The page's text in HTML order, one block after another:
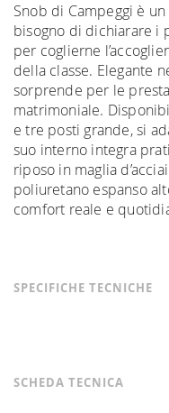
Snob di Campeggi è
bisogno di dichiarare i
per coglierne
della classe. Elegante
sorprende per le
matrimoniale.
e tre posti grande, si
suo interno integra
riposo in maglia
poliuretano espanso
comfort reale e
SPECIFICHE TECNICHE
SCHEDA TECNICA